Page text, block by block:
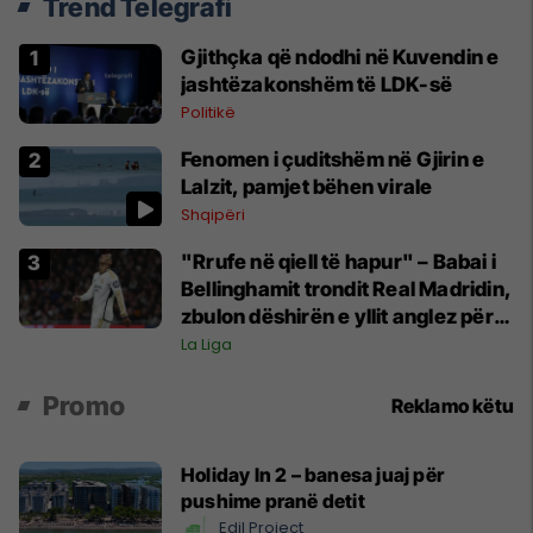
Trend Telegrafi
Gjithçka që ndodhi në Kuvendin e
jashtëzakonshëm të LDK-së
Politikë
Fenomen i çuditshëm në Gjirin e
Lalzit, pamjet bëhen virale
Shqipëri
"Rrufe në qiell të hapur" – Babai i
Bellinghamit trondit Real Madridin,
zbulon dëshirën e yllit anglez për
largim
La Liga
Promo Reklamo këtu
Holiday In 2 – banesa juaj për
pushime pranë detit
Edil Project